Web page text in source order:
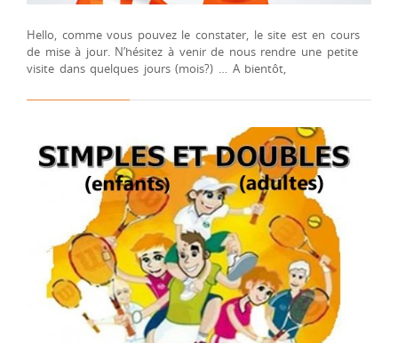
Hello, comme vous pouvez le constater, le site est en cours
de mise à jour. N’hésitez à venir de nous rendre une petite
visite dans quelques jours (mois?) … A bientôt,